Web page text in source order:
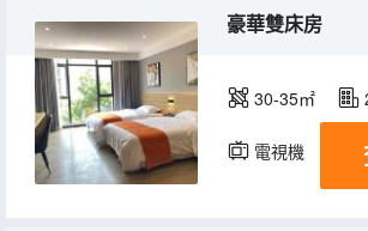
豪華雙床房
30-35㎡
電視機